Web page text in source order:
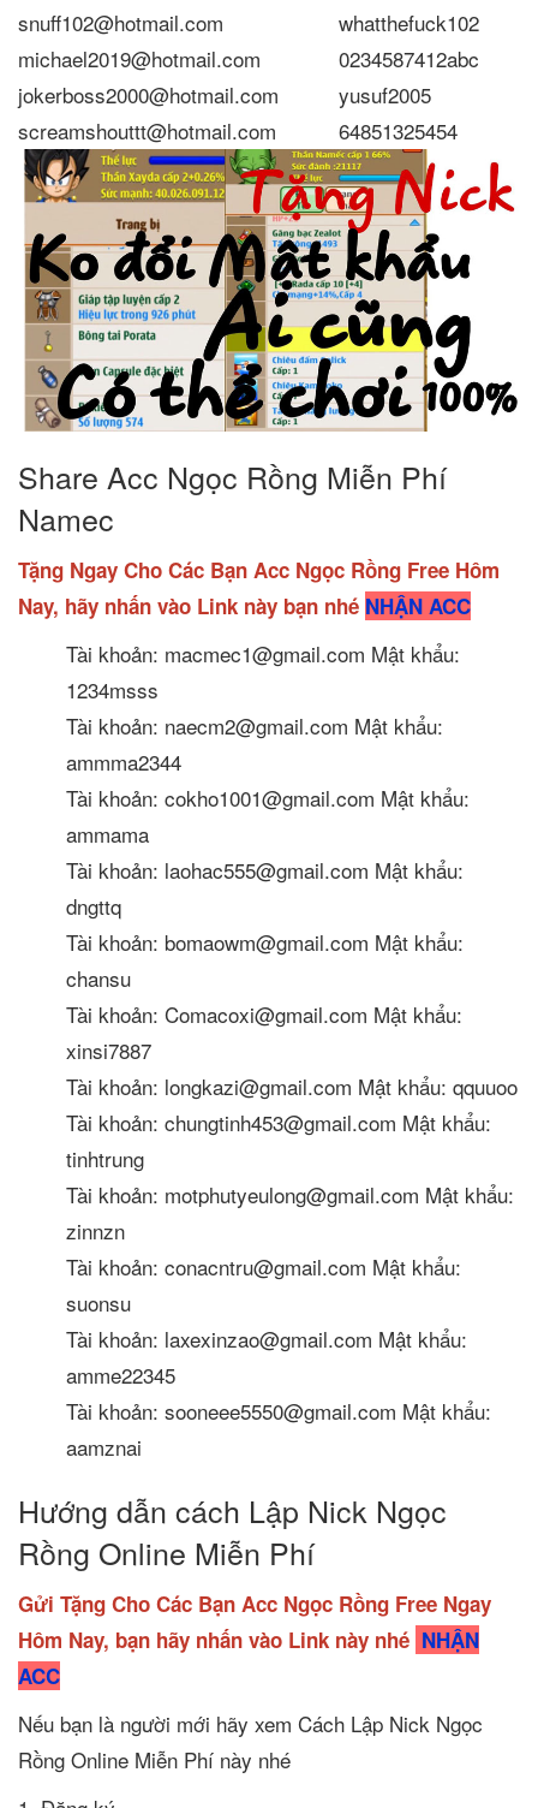
snuff102@hotmail.com
whatthefuck102
michael2019@hotmail.com
0234587412abc
jokerboss2000@hotmail.com
yusuf2005
screamshouttt@hotmail.com
64851325454
Share Acc Ngọc Rồng Miễn Phí
Namec
Tặng Ngay Cho Các Bạn Acc Ngọc Rồng Free Hôm
Nay, hãy nhấn vào Link này bạn nhé NHẬN ACC
Tài khoản: macmec1@gmail.com Mật khẩu:
1234msss
Tài khoản: naecm2@gmail.com Mật khẩu:
ammma2344
Tài khoản: cokho1001@gmail.com Mật khẩu:
ammama
Tài khoản: laohac555@gmail.com Mật khẩu:
dngttq
Tài khoản: bomaowm@gmail.com Mật khẩu:
chansu
Tài khoản: Comacoxi@gmail.com Mật khẩu:
xinsi7887
Tài khoản: longkazi@gmail.com Mật khẩu: qquuoo
Tài khoản: chungtinh453@gmail.com Mật khẩu:
tinhtrung
Tài khoản: motphutyeulong@gmail.com Mật khẩu:
zinnzn
Tài khoản: conacntru@gmail.com Mật khẩu:
suonsu
Tài khoản: laxexinzao@gmail.com Mật khẩu:
amme22345
Tài khoản: sooneee5550@gmail.com Mật khẩu:
aamznai
Hướng dẫn cách Lập Nick Ngọc
Rồng Online Miễn Phí
Gửi Tặng Cho Các Bạn Acc Ngọc Rồng Free Ngay
Hôm Nay, bạn hãy nhấn vào Link này nhé NHẬN
ACC
Nếu bạn là người mới hãy xem Cách Lập Nick Ngọc
Rồng Online Miễn Phí này nhé